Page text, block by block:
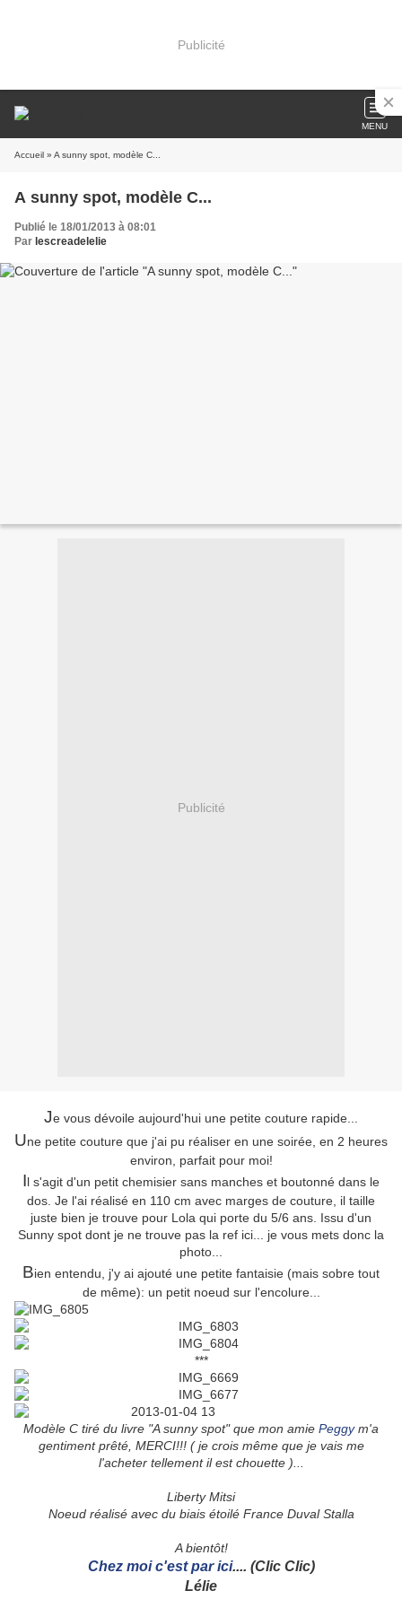
Publicité
MENU
Accueil » A sunny spot, modèle C...
A sunny spot, modèle C...
Publié le 18/01/2013 à 08:01
Par lescreadelelie
Publicité
Je vous dévoile aujourd'hui une petite couture rapide...
Une petite couture que j'ai pu réaliser en une soirée, en 2 heures
environ, parfait pour moi!
Il s'agit d'un petit chemisier sans manches et boutonné dans le
dos. Je l'ai réalisé en 110 cm avec marges de couture, il taille
juste bien je trouve pour Lola qui porte du 5/6 ans. Issu d'un
Sunny spot dont je ne trouve pas la ref ici... je vous mets donc la
photo...
Bien entendu, j'y ai ajouté une petite fantaisie (mais sobre tout
de même): un petit noeud sur l'encolure...
***
Modèle C tiré du livre "A sunny spot" que mon amie Peggym'a
gentiment prêté, MERCI!!! ( je crois même que je vais me
l'acheter tellement il est chouette )...
Liberty Mitsi
Noeud réalisé avec du biais étoilé France Duval Stalla
A bientôt!
Chez moi c'est par ici.... (Clic Clic)
Lélie